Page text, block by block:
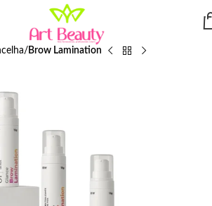
Brow Lamination